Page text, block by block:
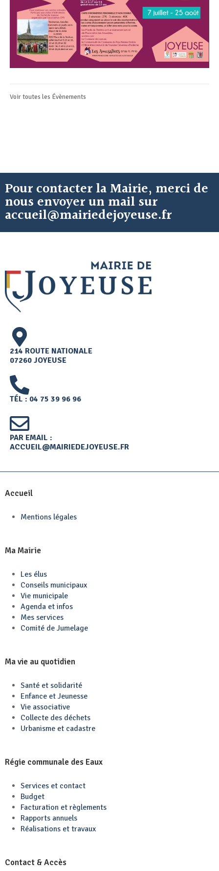
Voir toutes les Évènements
Pour contacter la Mairie, merci de
nous envoyer un mail sur
accueil@mairiedejoyeuse.fr
214 ROUTE NATIONALE
07260 JOYEUSE
TÉL : 04 75 39 96 96
PAR EMAIL :
ACCUEIL@MAIRIEDEJOYEUSE.FR
Accueil
Mentions légales
Ma Mairie
Les élus
Conseils municipaux
Vie municipale
Agenda et infos
Mes services
Comité de Jumelage
Ma vie au quotidien
Santé et solidarité
Enfance et Jeunesse
Vie associative
Collecte des déchets
Urbanisme et cadastre
Régie communale des Eaux
Services et contact
Budget
Facturation et règlements
Rapports annuels
Réalisations et travaux
Contact & Accès